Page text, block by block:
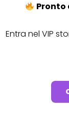
Pronto
Entra nel VIP